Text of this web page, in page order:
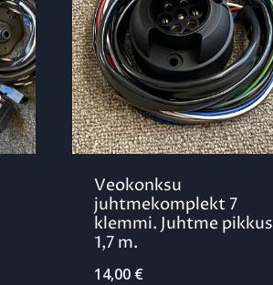
Veokonksu
juhtmekomplekt 7
klemmi. Juhtme pikkus
1,7 m.
14,00 €